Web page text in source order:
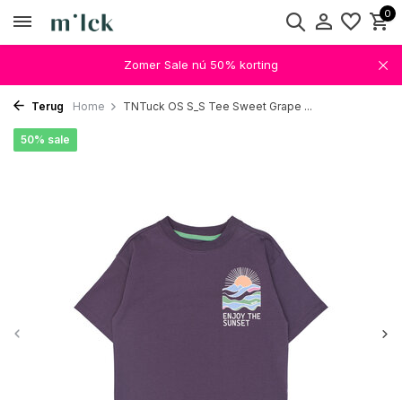
0
Zomer Sale nú 50% korting
Terug Home TNTuck OS S_S Tee Sweet Grape ...
50% sale